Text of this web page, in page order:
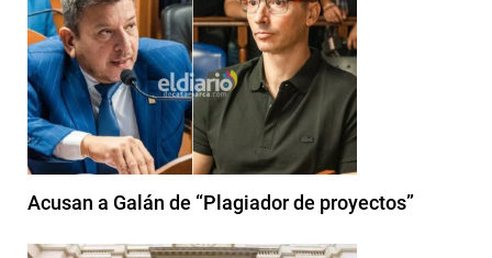
Acusan a Galán de “Plagiador de proyectos”